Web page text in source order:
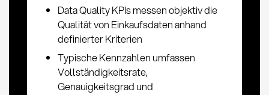
Data Quality KPIs messen objektiv die
Qualität von Einkaufsdaten anhand
definierter Kriterien
Typische Kennzahlen umfassen
Vollständigkeitsrate,
Genauigkeitsgrad und